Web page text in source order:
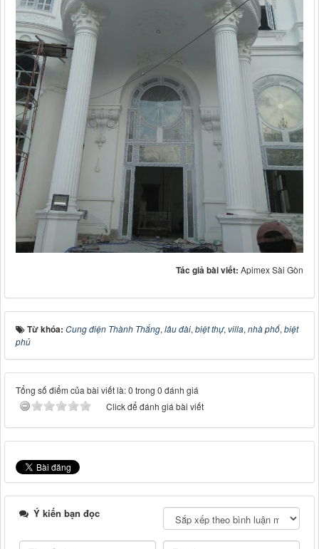
Tác giả bài viết: Apimex Sài Gòn
Từ khóa: Cung điện Thành Thắng,lâu đài,biệt thự, villa,nhà phố,biệt
phủ
Tổng số điểm của bài viết là: 0 trong 0 đánh giá
Click để đánh giá bài viết
Ý kiến bạn đọc